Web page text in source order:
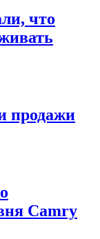
что
продажи
Camry